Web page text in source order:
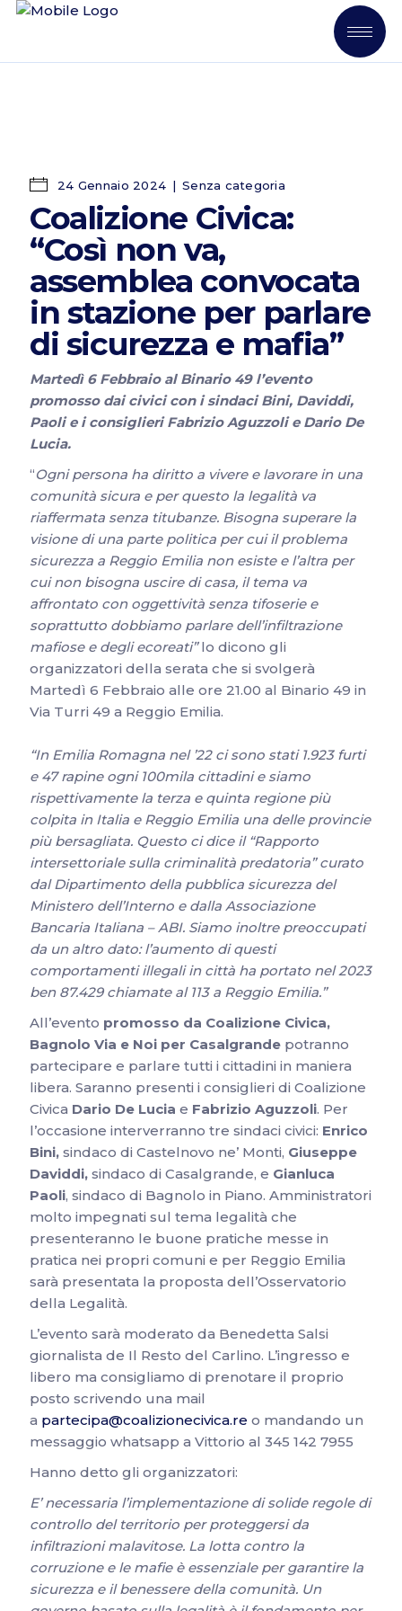
24 Gennaio 2024 Senza categoria
Coalizione Civica:
“Così non va,
assemblea convocata
in stazione per parlare
di sicurezza e mafia”
Martedì 6 Febbraio al Binario 49 l’evento
promosso dai civici con i sindaci Bini, Daviddi,
Paoli e i consiglieri Fabrizio Aguzzoli e Dario De
Lucia.
“Ogni persona ha diritto a vivere e lavorare in una
comunità sicura e per questo la legalità va
riaffermata senza titubanze. Bisogna superare la
visione di una parte politica per cui il problema
sicurezza a Reggio Emilia non esiste e l’altra per
cui non bisogna uscire di casa, il tema va
affrontato con oggettività senza tifoserie e
soprattutto dobbiamo parlare dell’infiltrazione
mafiose e degli ecoreati”lo dicono gli
organizzatori della serata che si svolgerà
Martedì 6 Febbraio alle ore 21.00 al Binario 49 in
Via Turri 49 a Reggio Emilia.
“In Emilia Romagna nel ’22 ci sono stati 1.923 furti
e 47 rapine ogni 100mila cittadini e siamo
rispettivamente la terza e quinta regione più
colpita in Italia e Reggio Emilia una delle provincie
più bersagliata. Questo ci dice il “Rapporto
intersettoriale sulla criminalità predatoria” curato
dal Dipartimento della pubblica sicurezza del
Ministero dell’Interno e dalla Associazione
Bancaria Italiana – ABI. Siamo inoltre preoccupati
da un altro dato: l’aumento di questi
comportamenti illegali in città ha portato nel 2023
ben 87.429 chiamate al 113 a Reggio Emilia.”
All’evento promosso da Coalizione Civica,
Bagnolo Via e Noi per Casalgrandepotranno
partecipare e parlare tutti i cittadini in maniera
libera. Saranno presenti i consiglieri di Coalizione
Civica Dario De Lucia e Fabrizio Aguzzoli. Per
l’occasione interverranno tre sindaci civici: Enrico
Bini,sindaco di Castelnovo ne’ Monti, Giuseppe
Daviddi,sindaco di Casalgrande, e Gianluca
Paoli, sindaco di Bagnolo in Piano. Amministratori
molto impegnati sul tema legalità che
presenteranno le buone pratiche messe in
pratica nei propri comuni e per Reggio Emilia
sarà presentata la proposta dell’Osservatorio
della Legalità.
L’evento sarà moderato da Benedetta Salsi
giornalista de Il Resto del Carlino. L’ingresso e
libero ma consigliamo di prenotare il proprio
posto scrivendo una mail
a partecipa@coalizionecivica.re o mandando un
messaggio whatsapp a Vittorio al 345 142 7955
Hanno detto gli organizzatori:
E’ necessaria l’implementazione di solide regole di
controllo del territorio per proteggersi da
infiltrazioni malavitose. La lotta contro la
corruzione e le mafie è essenziale per garantire la
sicurezza e il benessere della comunità. Un